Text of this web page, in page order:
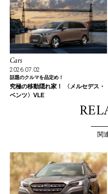
Cars
2026.07.02
話題のクルマを品定め！
究極の移動隠れ家！ 〈メルセデス・
ベンツ〉VLE
関